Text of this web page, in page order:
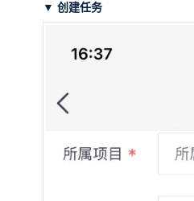
▼ 创建任务